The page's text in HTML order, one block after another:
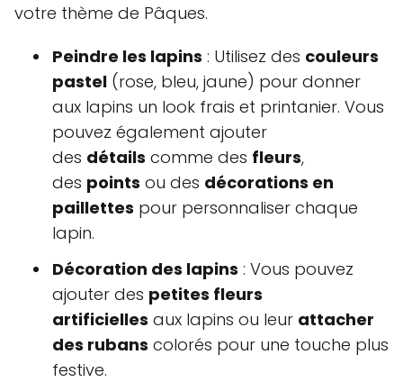
votre thème de Pâques.
Peindre les lapins : Utilisez des couleurs
pastel (rose, bleu, jaune) pour donner
aux lapins un look frais et printanier. Vous
pouvez également ajouter
des détails comme des fleurs,
des points ou des décorations en
paillettes pour personnaliser chaque
lapin.
Décoration des lapins : Vous pouvez
ajouter des petites fleurs
artificielles aux lapins ou leur attacher
des rubans colorés pour une touche plus
festive.